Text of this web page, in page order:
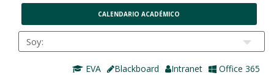
CALENDARIO ACADÉMICO
EVA Blackboard Intranet Office 365